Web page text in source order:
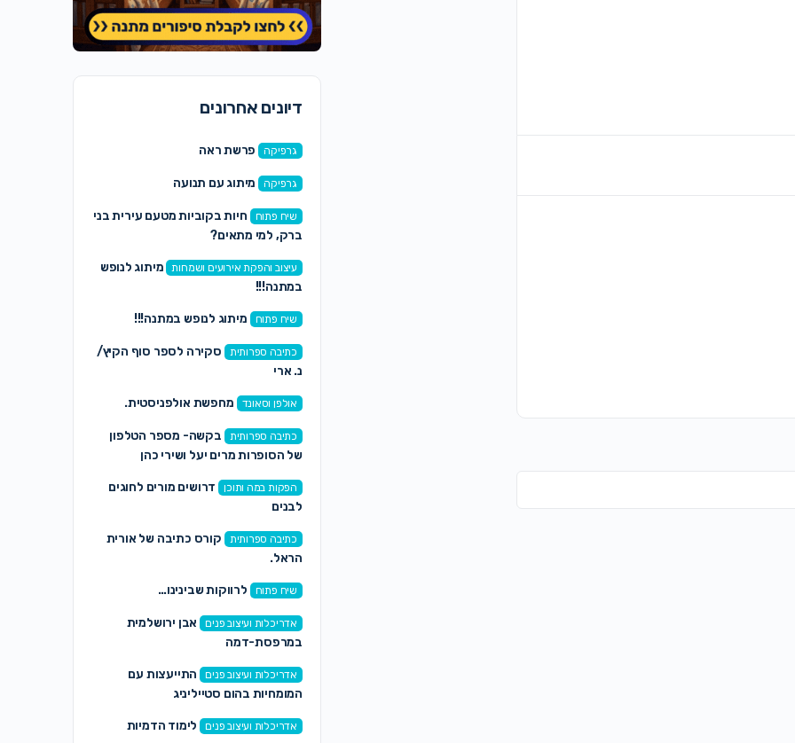
דיונים אחרונים
גרפיקה פרשת ראה
גרפיקה מיתוג עם תנועה
שיח פתוח
חיות בקוביות מטעם עירית בני
ברק, למי מתאים?
עיצוב והפקת אירועים ושמחות
מיתוג לנופש
במתנה!!!
שיח פתוח מיתוג לנופש במתנה!!!
כתיבה ספרותית
סקירה לספר סוף הקיץ/
נ. ארי
אולפן וסאונד מחפשת אולפניסטית.
כתיבה ספרותית
בקשה- מספר הטלפון
של הסופרות מרים יעל ושירי כהן
הפקות במה ותוכן
דרושים מורים לחוגים
לבנים
כתיבה ספרותית
קורס כתיבה של אורית
הראל.
שיח פתוח לרווקות שבינינו…
אדריכלות ועיצוב פנים
אבן ירושלמית
במרפסת-דמה
אדריכלות ועיצוב פנים
התייעצות עם
המומחיות בהום סטייליניג
אדריכלות ועיצוב פנים לימוד הדמיות